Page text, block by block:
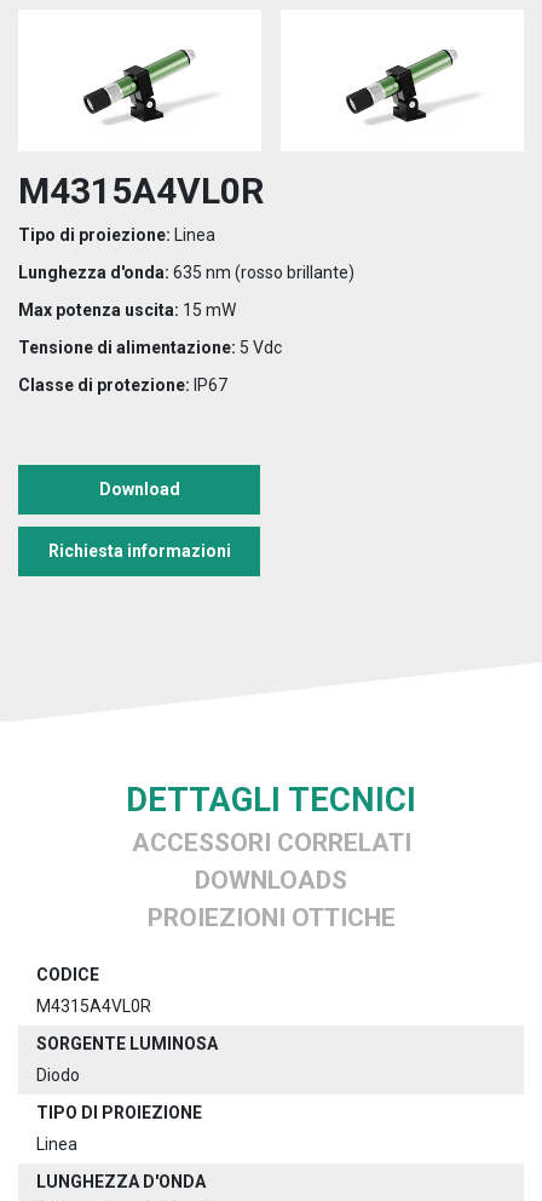
M4315A4VL0R
Tipo di proiezione: Linea
Lunghezza d'onda: 635 nm (rosso brillante)
Max potenza uscita: 15 mW
Tensione di alimentazione: 5 Vdc
Classe di protezione: IP67
Download
Richiesta informazioni
DETTAGLI TECNICI
ACCESSORI CORRELATI
DOWNLOADS
PROIEZIONI OTTICHE
CODICE
M4315A4VL0R
SORGENTE LUMINOSA
Diodo
TIPO DI PROIEZIONE
Linea
LUNGHEZZA D'ONDA